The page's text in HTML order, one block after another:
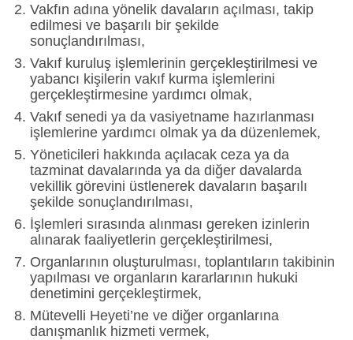
Vakfın adına yönelik davaların açılması, takip
edilmesi ve başarılı bir şekilde
sonuçlandırılması,
Vakıf kuruluş işlemlerinin gerçekleştirilmesi ve
yabancı kişilerin vakıf kurma işlemlerini
gerçekleştirmesine yardımcı olmak,
Vakıf senedi ya da vasiyetname hazırlanması
işlemlerine yardımcı olmak ya da düzenlemek,
Yöneticileri hakkında açılacak ceza ya da
tazminat davalarında ya da diğer davalarda
vekillik görevini üstlenerek davaların başarılı
şekilde sonuçlandırılması,
İşlemleri sırasında alınması gereken izinlerin
alınarak faaliyetlerin gerçekleştirilmesi,
Organlarının oluşturulması, toplantıların takibinin
yapılması ve organların kararlarının hukuki
denetimini gerçekleştirmek,
Mütevelli Heyeti’ne ve diğer organlarına
danışmanlık hizmeti vermek,